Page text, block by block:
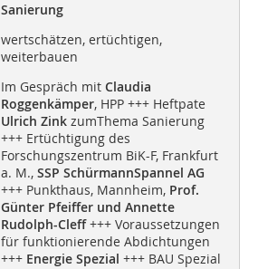
Sanierung
wertschätzen, ertüchtigen,
weiterbauen
Im Gespräch mit Claudia
Roggenkämper, HPP +++ Heftpate
Ulrich ZinkzumThema Sanierung
+++ Ertüchtigung des
Forschungszentrum BiK-F, Frankfurt
a. M., SSP SchürmannSpannel AG
+++ Punkthaus, Mannheim, Prof.
Günter Pfeiffer und Annette
Rudolph-Cleff+++ Voraussetzungen
für funktionierende Abdichtungen
+++ Energie Spezial +++ BAU Spezial